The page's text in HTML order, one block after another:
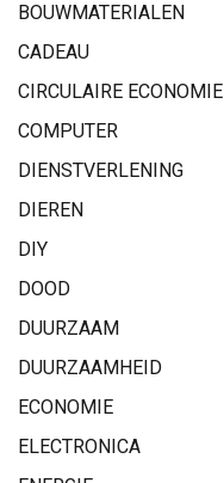
BOUWMATERIALEN
CADEAU
CIRCULAIRE ECONOMIE
COMPUTER
DIENSTVERLENING
DIEREN
DIY
DOOD
DUURZAAM
DUURZAAMHEID
ECONOMIE
ELECTRONICA